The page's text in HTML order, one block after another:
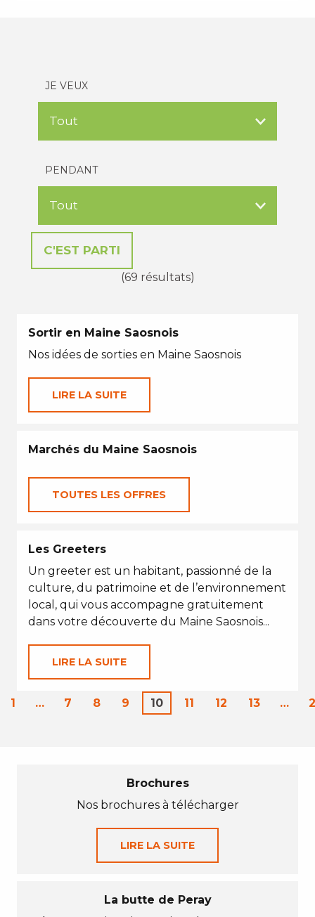
JE VEUX
PENDANT
(69 résultats)
Sortir en Maine Saosnois
Nos idées de sorties en Maine Saosnois
LIRE LA SUITE
Marchés du Maine Saosnois
TOUTES LES OFFRES
Les Greeters
Un greeter est un habitant, passionné de la
culture, du patrimoine et de l’environnement
local, qui vous accompagne gratuitement
dans votre découverte du Maine Saosnois...
LIRE LA SUITE
1 … 7 8 9 10 11 12 13 …
Brochures
Nos brochures à télécharger
LIRE LA SUITE
La butte de Peray